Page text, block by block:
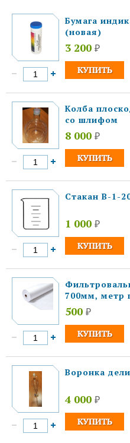
Бумага
(новая)
3 200 ₽
Колба
со шлифом
8 000 ₽
Стакан В-1-
1 000 ₽
700мм, метр
500 ₽
Воронка
4 000 ₽